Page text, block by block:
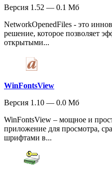
Версия 1.52 — 0.1 Мб
NetworkOpenedFiles - это
решение, которое позволяет
открытыми...
WinFontsView
Версия 1.10 — 0.0 Мб
WinFontsView – мощное и
приложение для просмотра,
шрифтами в...